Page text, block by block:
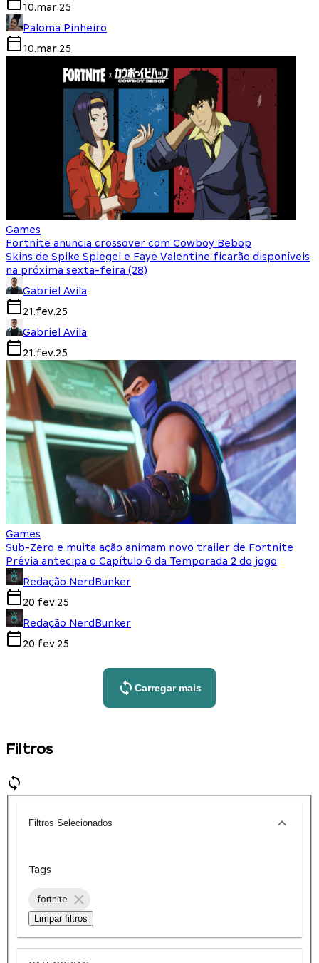
10.mar.25
Paloma Pinheiro
10.mar.25
Games
Fortnite anuncia crossover com Cowboy Bebop
Skins de Spike Spiegel e Faye Valentine ficarão disponíveis
na próxima sexta-feira (28)
Gabriel Avila
21.fev.25
Gabriel Avila
21.fev.25
Games
Sub-Zero e muita ação animam novo trailer de Fortnite
Prévia antecipa o Capítulo 6 da Temporada 2 do jogo
Redação NerdBunker
20.fev.25
Redação NerdBunker
20.fev.25
Carregar mais
Filtros
Filtros Selecionados
Tags
fortnite
Limpar filtros